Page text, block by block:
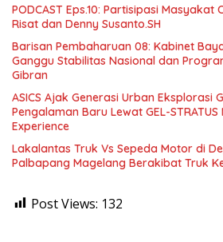
PODCAST Eps.10: Partisipasi Masyakat
Risat dan Denny Susanto.SH
Barisan Pembaharuan 08: Kabinet
Ganggu Stabilitas Nasional dan
Gibran
ASICS Ajak Generasi Urban Eksplorasi
Pengalaman Baru Lewat GEL-STRATUS
Experience
Lakalantas Truk Vs Sepeda Motor di
Palbapang Magelang Berakibat Truk
Post Views: 132